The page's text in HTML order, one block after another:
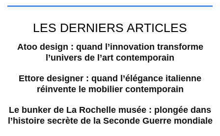
LES DERNIERS ARTICLES
Atoo design : quand l’innovation transforme
l’univers de l’art contemporain
Ettore designer : quand l’élégance italienne
réinvente le mobilier contemporain
Le bunker de La Rochelle musée : plongée dans
l’histoire secrète de la Seconde Guerre mondiale